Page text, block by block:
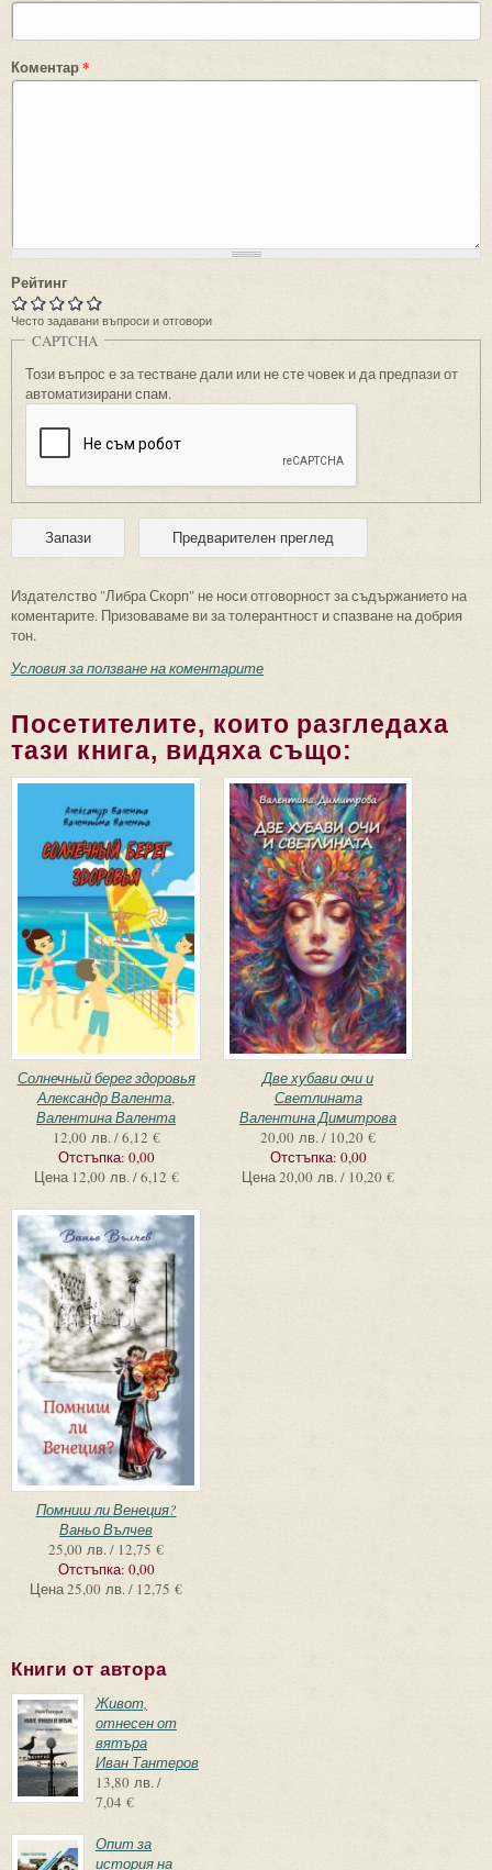
Коментар*
Рейтинг
Често задавани въпроси и отговори
CAPTCHA
Този въпрос е за тестване дали или не сте човек и да предпази от
автоматизирани спам.
Издателство "Либра Скорп" не носи отговорност за съдържанието на
коментарите. Призоваваме ви за толерантност и спазване на добрия
тон.
Условия за ползване на коментарите
Посетителите, които разгледаха
тази книга, видяха също:
Солнечный берег здоровья
Александр Валента,
Валентина Валента
12,00 лв. / 6,12 €
Отстъпка: 0,00
Цена 12,00 лв. / 6,12 €
Две хубави очи и
Светлината
Валентина Димитрова
20,00 лв. / 10,20 €
Отстъпка: 0,00
Цена20,00 лв. / 10,20 €
Помниш ли Венеция?
Ваньо Вълчев
25,00 лв. / 12,75 €
Отстъпка: 0,00
Цена25,00 лв. / 12,75 €
Книги от автора
Живот,
отнесен от
вятъра
Иван Тантеров
13,80 лв. /
7,04 €
Опит за
история на